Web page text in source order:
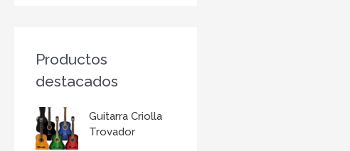
Productos
destacados
Guitarra Criolla
Trovador